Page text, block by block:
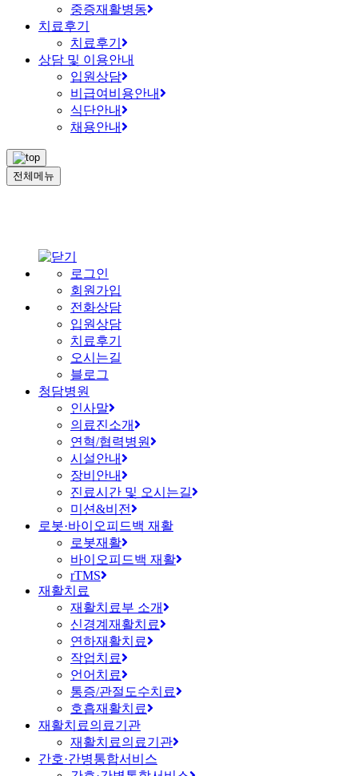
중증재활병동
치료후기
치료후기
상담 및 이용안내
입원상담
비급여비용안내
식단안내
채용안내
전체메뉴
로그인
회원가입
전화상담
입원상담
치료후기
오시는길
블로그
청담병원
인사말
의료진소개
연혁/협력병원
시설안내
장비안내
진료시간 및 오시는길
미션&비전
로봇·바이오피드백 재활
로봇재활
바이오피드백 재활
rTMS
재활치료
재활치료부 소개
신경계재활치료
연하재활치료
작업치료
언어치료
통증/관절도수치료
호흡재활치료
재활치료의료기관
재활치료의료기관
간호·간병통합서비스